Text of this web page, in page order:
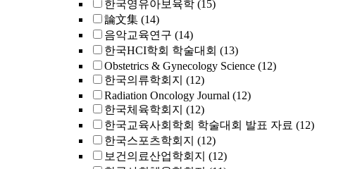
한국영유아보육학 (15)
論文集 (14)
음악교육연구 (14)
한국HCI학회 학술대회 (13)
Obstetrics & Gynecology Science (12)
한국의류학회지 (12)
Radiation Oncology Journal (12)
한국체육학회지 (12)
한국교육사회학회 학술대회 발표 자료 (12)
한국스포츠학회지 (12)
보건의료산업학회지 (12)